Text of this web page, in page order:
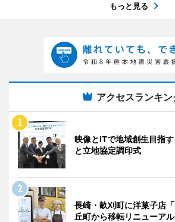
もっと見る
アクセスランキン
映像とITで地域創生目指
と立地協定調印式
長崎・畝刈町に洋菓子店
丘町から移転リニューアル